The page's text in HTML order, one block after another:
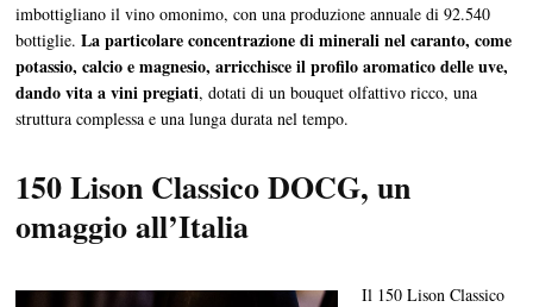
imbottigliano il vino omonimo, con una produzione annuale di 92.540
bottiglie.La particolare concentrazione di minerali nel caranto, come
potassio, calcio e magnesio, arricchisce il profilo aromatico delle uve,
dando vita a vini pregiati, dotati di un bouquet olfattivo ricco, una
struttura complessa e una lunga durata nel tempo.
150 Lison Classico DOCG, un
omaggio all’Italia
Il 150 Lison Classico